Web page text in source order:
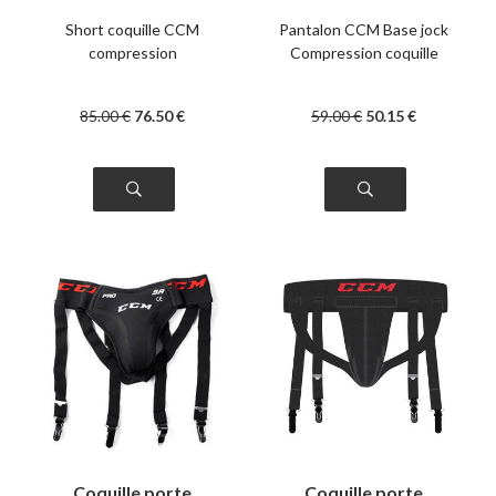
Short coquille CCM
compression
85.00€ 76.50€
Pantalon CCM Base jock
Compression coquille
59.00€ 50.15€